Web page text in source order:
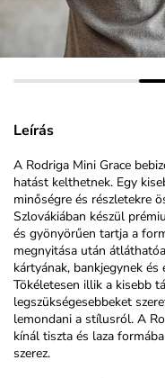
Leírás
A Rodriga Mini Grace
hatást kelthetnek. Egy
minőségre és részletekre
Szlovákiában készül
és gyönyörűen tartja a
megnyitása után
kártyának, bankjegynek
Tökéletesen illik a kisebb
legszükségesebbeket
lemondani a stílusról. A
kínál tiszta és laza
szerez.